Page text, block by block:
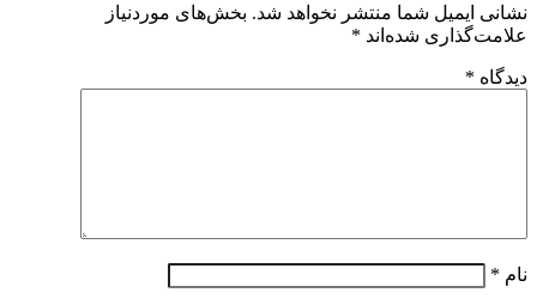
نشانی ایمیل شما منتشر نخواهد شد. بخش‌های موردنیاز
علامت‌گذاری شده‌اند *
دیدگاه *
نام *